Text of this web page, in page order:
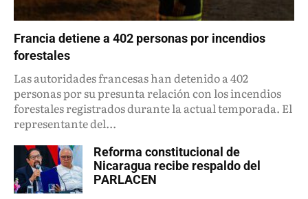
Francia detiene a 402 personas por incendios
forestales
Las autoridades francesas han detenido a 402
personas por su presunta relación con los incendios
forestales registrados durante la actual temporada. El
representante del...
Reforma constitucional de
Nicaragua recibe respaldo del
PARLACEN